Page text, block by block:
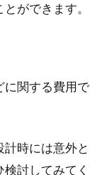
ができます。
に関する費用で
時には意外と
討してみてく